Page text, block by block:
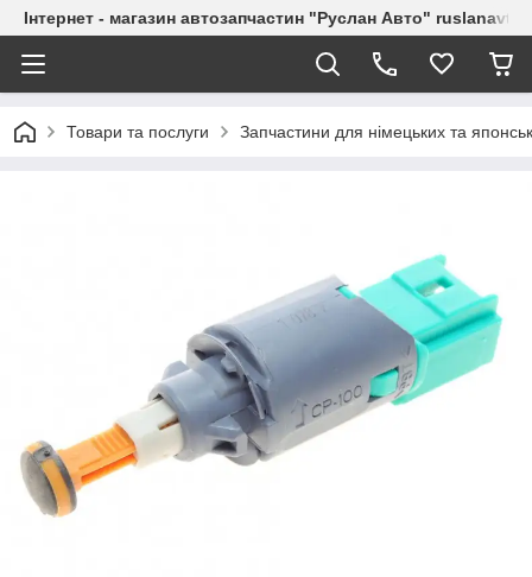
Інтернет - магазин автозапчастин "Руслан Авто"
Товари та послуги Запчастини для німецьких та